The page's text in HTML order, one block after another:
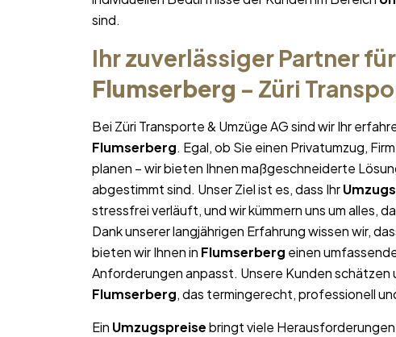
sind.
Ihr zuverlässiger Partner für
Flumserberg – Züri
Bei Züri Transporte & Umzüge AG sind wir Ihr
Flumserberg. Egal, ob Sie einen Privatumzug,
planen – wir bieten Ihnen maßgeschneiderte
abgestimmt sind. Unser Ziel ist es, dass Ihr
stressfrei verläuft, und wir kümmern uns um alles,
Dank unserer langjährigen Erfahrung wissen wir,
bieten wir Ihnen in Flumserberg einen
Anforderungen anpasst. Unsere Kunden schätzen
Flumserberg, das termingerecht, professionell
Ein Umzugspreisebringt viele Herausforderungen